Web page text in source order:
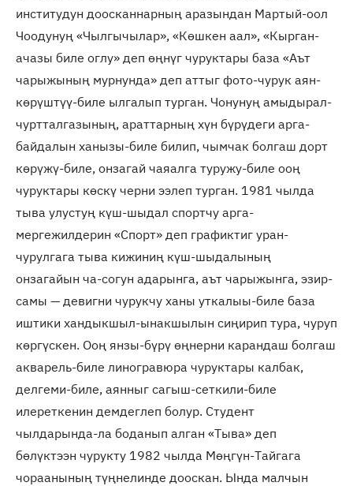
институдун доосканнарның аразындан Мартый-оол
Чоодунуң «Чылгычылар», «Көшкен аал», «Кырган-
ачазы биле оглу» деп өңнүг чуруктары база «Аът
чарыжының мурнунда» деп аттыг фото-чурук аян-
көрүштүү-биле ылгалып турган. Чонунуң амыдырал-
чуртталгазының, араттарның хүн бүрүдеги арга-
байдалын ханызы-биле билип, чымчак болгаш дорт
көрүжү-биле, онзагай чаяалга туружу-биле ооң
чуруктары көскү черни ээлеп турган. 1981 чылда
тыва улустуң күш-шыдал спортчу арга-
мергежилдерин «Спорт» деп графиктиг уран-
чурулгага тыва кижиниң күш-шыдалының
онзагайын ча-согун адарынга, аът чарыжынга, эзир-
самы — девигни чурукчу ханы уткалыы-биле база
иштики хандыкшыл-ынакшылын сиңирип тура, чуруп
көргүскен. Ооң янзы-бүрү өңнерни карандаш болгаш
акварель-биле линогравюра чуруктары калбак,
делгеми-биле, аянныг сагыш-сеткили-биле
илереткенин демдеглеп болур. Студент
чылдарында-ла боданып алган «Тыва» деп
бөлүктээн чурукту 1982 чылда Мөңгүн-Тайгага
чораанының түңнелинде дооскан. Ында малчын